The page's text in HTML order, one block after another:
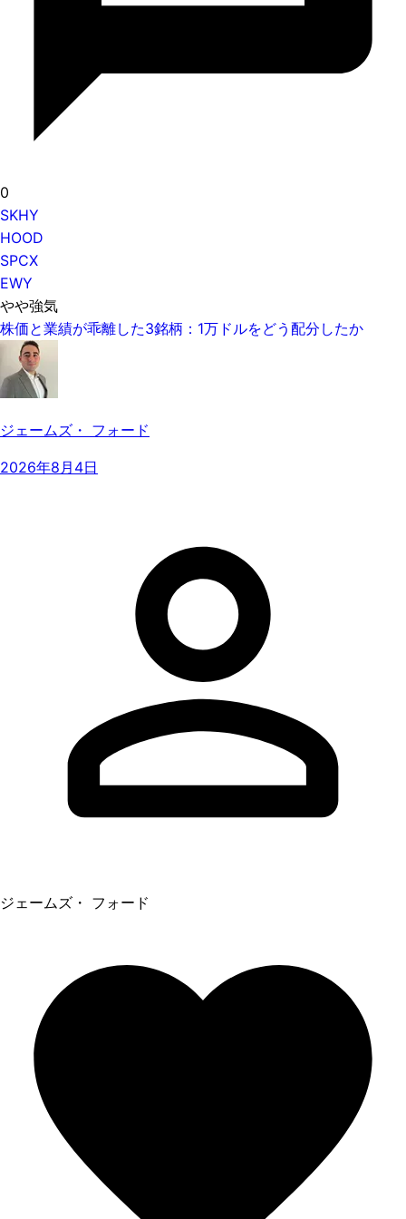
0
SKHY
HOOD
SPCX
EWY
やや強気
株価と業績が乖離した3銘柄：1万ドルをどう配分したか
ジェームズ・ フォード
2026年8月4日
ジェームズ・ フォード